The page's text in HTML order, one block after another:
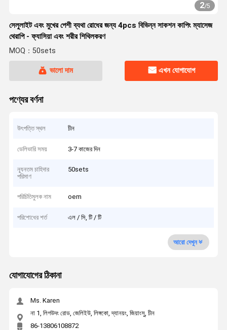
2/5
সেলুলাইট এবং মুখের পেশী ব্যথা রোধের জন্য 4pcs বিভিন্ন সাকশন কাপিং ম্যাসেজ
থেরাপি - ফ্যাসিয়া এবং শরীর শিথিলকরণ
MOQ：50sets
ভালো দাম এখন যোগাযোগ
পণ্যের বর্ণনা
উৎপত্তি স্থল চীন
ডেলিভারি সময় 3-7 কাজের দিন
ন্যূনতম চাহিদার
পরিমাণ
50sets
পরিচিতিমুলক নাম oem
পরিশোধের শর্ত এল / সি, টি / টি
আরো দেখুন
যোগাযোগের ঠিকানা
Ms. Karen
না 1, লিগউদং রোড, জেলিইউ, লিঙ্গকো, দ্যানয়ং, জিয়াংসু, চীন
86-13806108872